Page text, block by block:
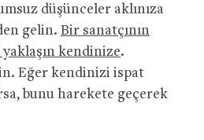
düşünceler aklınıza
gelin. Bir sanatçının
yaklaşın kendinize.
Eğer kendinizi ispat
bunu harekete geçerek